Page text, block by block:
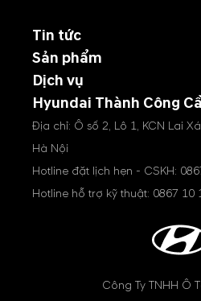
Tin tức
Sản phẩm
Dịch vụ
Hyundai Thành Công
Địa chỉ: Ô số 2, Lô 1, KCN Lai
Hà Nội
Hotline đặt lịch hẹn - CSKH:
Hotline hỗ trợ kỹ thuật: 0867 10
Công Ty TNHH Ô